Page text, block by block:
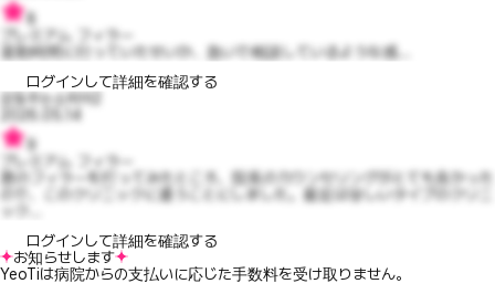
8
プレミアム フィラー
退勤時間に行っていたせいか、急いで相談しているような感...
ログインして詳細を確認する
감동주는소피아2
2026.05.14
9
プレミアム フィラー
唇のフィラーを打ってみたところ、院長のカウンセリングがとても良かった
ので、このクリニックに通うことにしました。最近は珍しいタイプのクリニ
ログインして詳細を確認する
お知らせします
YeoTiは病院からの支払いに応じた手数料を受け取りません。